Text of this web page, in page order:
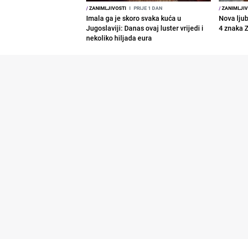
/ZANIMLJIVOSTI I PRIJE 1 DAN
Imala ga je skoro svaka kuća u
Jugoslaviji: Danas ovaj luster vrijedi i
nekoliko hiljada eura
/
Nova
4 znaka